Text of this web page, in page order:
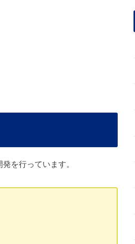
を行っています。